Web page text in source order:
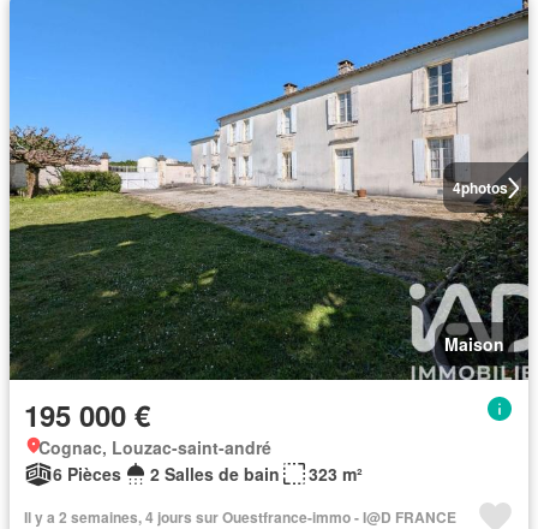
4photos
Maison
195 000 €
Cognac, Louzac-saint-andré
6 Pièces
2 Salles de bain 323 m²
Il y a 2 semaines, 4 jours sur Ouestfrance-immo - I@D FRANCE